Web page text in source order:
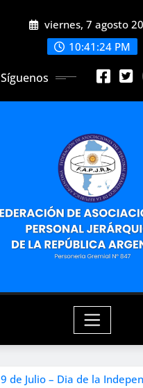
viernes, 7 agosto
10:41:25 PM
Síguenos
9 de Julio – Dia de la